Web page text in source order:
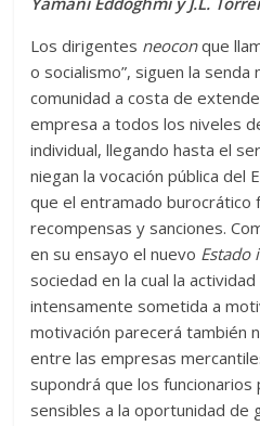
Los dirigentes neoconque
o socialismo”, siguen la
comunidad a costa de
empresa a todos los niveles
individual, llegando hasta el
niegan la vocación pública del
que el entramado burocrático
recompensas y sanciones.
en su ensayo el nuevo Estado
sociedad en la cual la
intensamente sometida a
motivación parecerá también
entre las empresas
supondrá que los
sensibles a la oportunidad de